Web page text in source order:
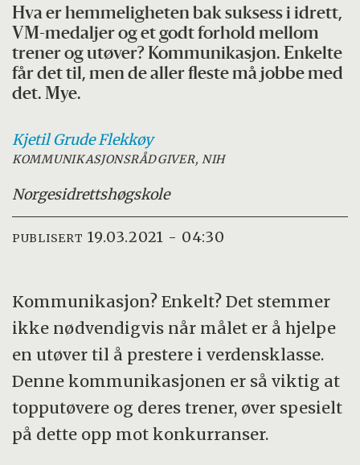
Hva er hemmeligheten bak suksess i idrett,
VM-medaljer og et godt forhold mellom
trener og utøver? Kommunikasjon. Enkelte
får det til, men de aller fleste må jobbe med
det. Mye.
Kjetil Grude Flekkøy
KOMMUNIKASJONSRÅDGIVER, NIH
Norgesidrettshøgskole
PUBLISERT 19.03.2021 - 04:30
Kommunikasjon? Enkelt? Det stemmer
ikke nødvendigvis når målet er å hjelpe
en utøver til å prestere i verdensklasse.
Denne kommunikasjonen er så viktig at
topputøvere og deres trener, øver spesielt
på dette opp mot konkurranser.